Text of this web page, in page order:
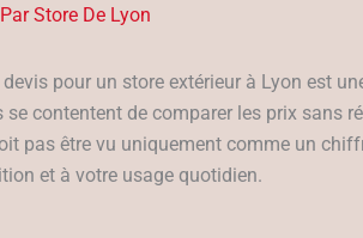
Store De Lyon
pour un store extérieur à Lyon est
se contentent de comparer les prix sans
pas être vu uniquement comme un
et à votre usage quotidien.